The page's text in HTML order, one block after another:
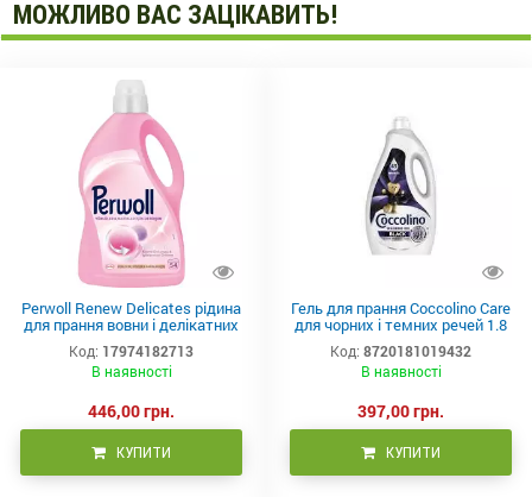
МОЖЛИВО ВАС ЗАЦІКАВИТЬ!
Perwoll Renew Delicates рідина
для прання вовни і делікатних
Код: 17974182713
В наявності
446,00 грн.
КУПИТИ
Гель для прання Coccolino Care
для чорних і темних речей 1.8
Код: 8720181019432
В наявності
397,00 грн.
КУПИТИ